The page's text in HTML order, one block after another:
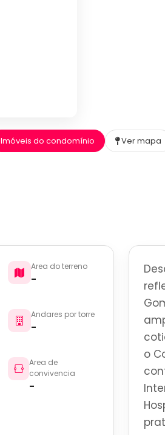
Imóveis do condomínio Ver mapa
Area do terreno
-
Andares por torre
-
Area de
convivencia
-
o